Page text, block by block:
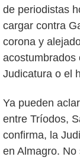
de periodistas
cargar contra
corona y
acostumbrados
Judicatura o el
Ya pueden
entre Tríodos,
confirma, la
en Almagro.